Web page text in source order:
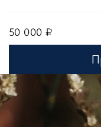
50 000 ₽